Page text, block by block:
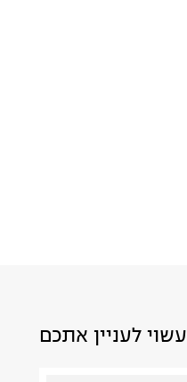
עשוי לעניין אתכם